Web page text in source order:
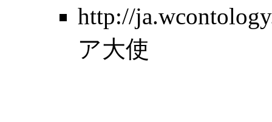
http://
ア大使